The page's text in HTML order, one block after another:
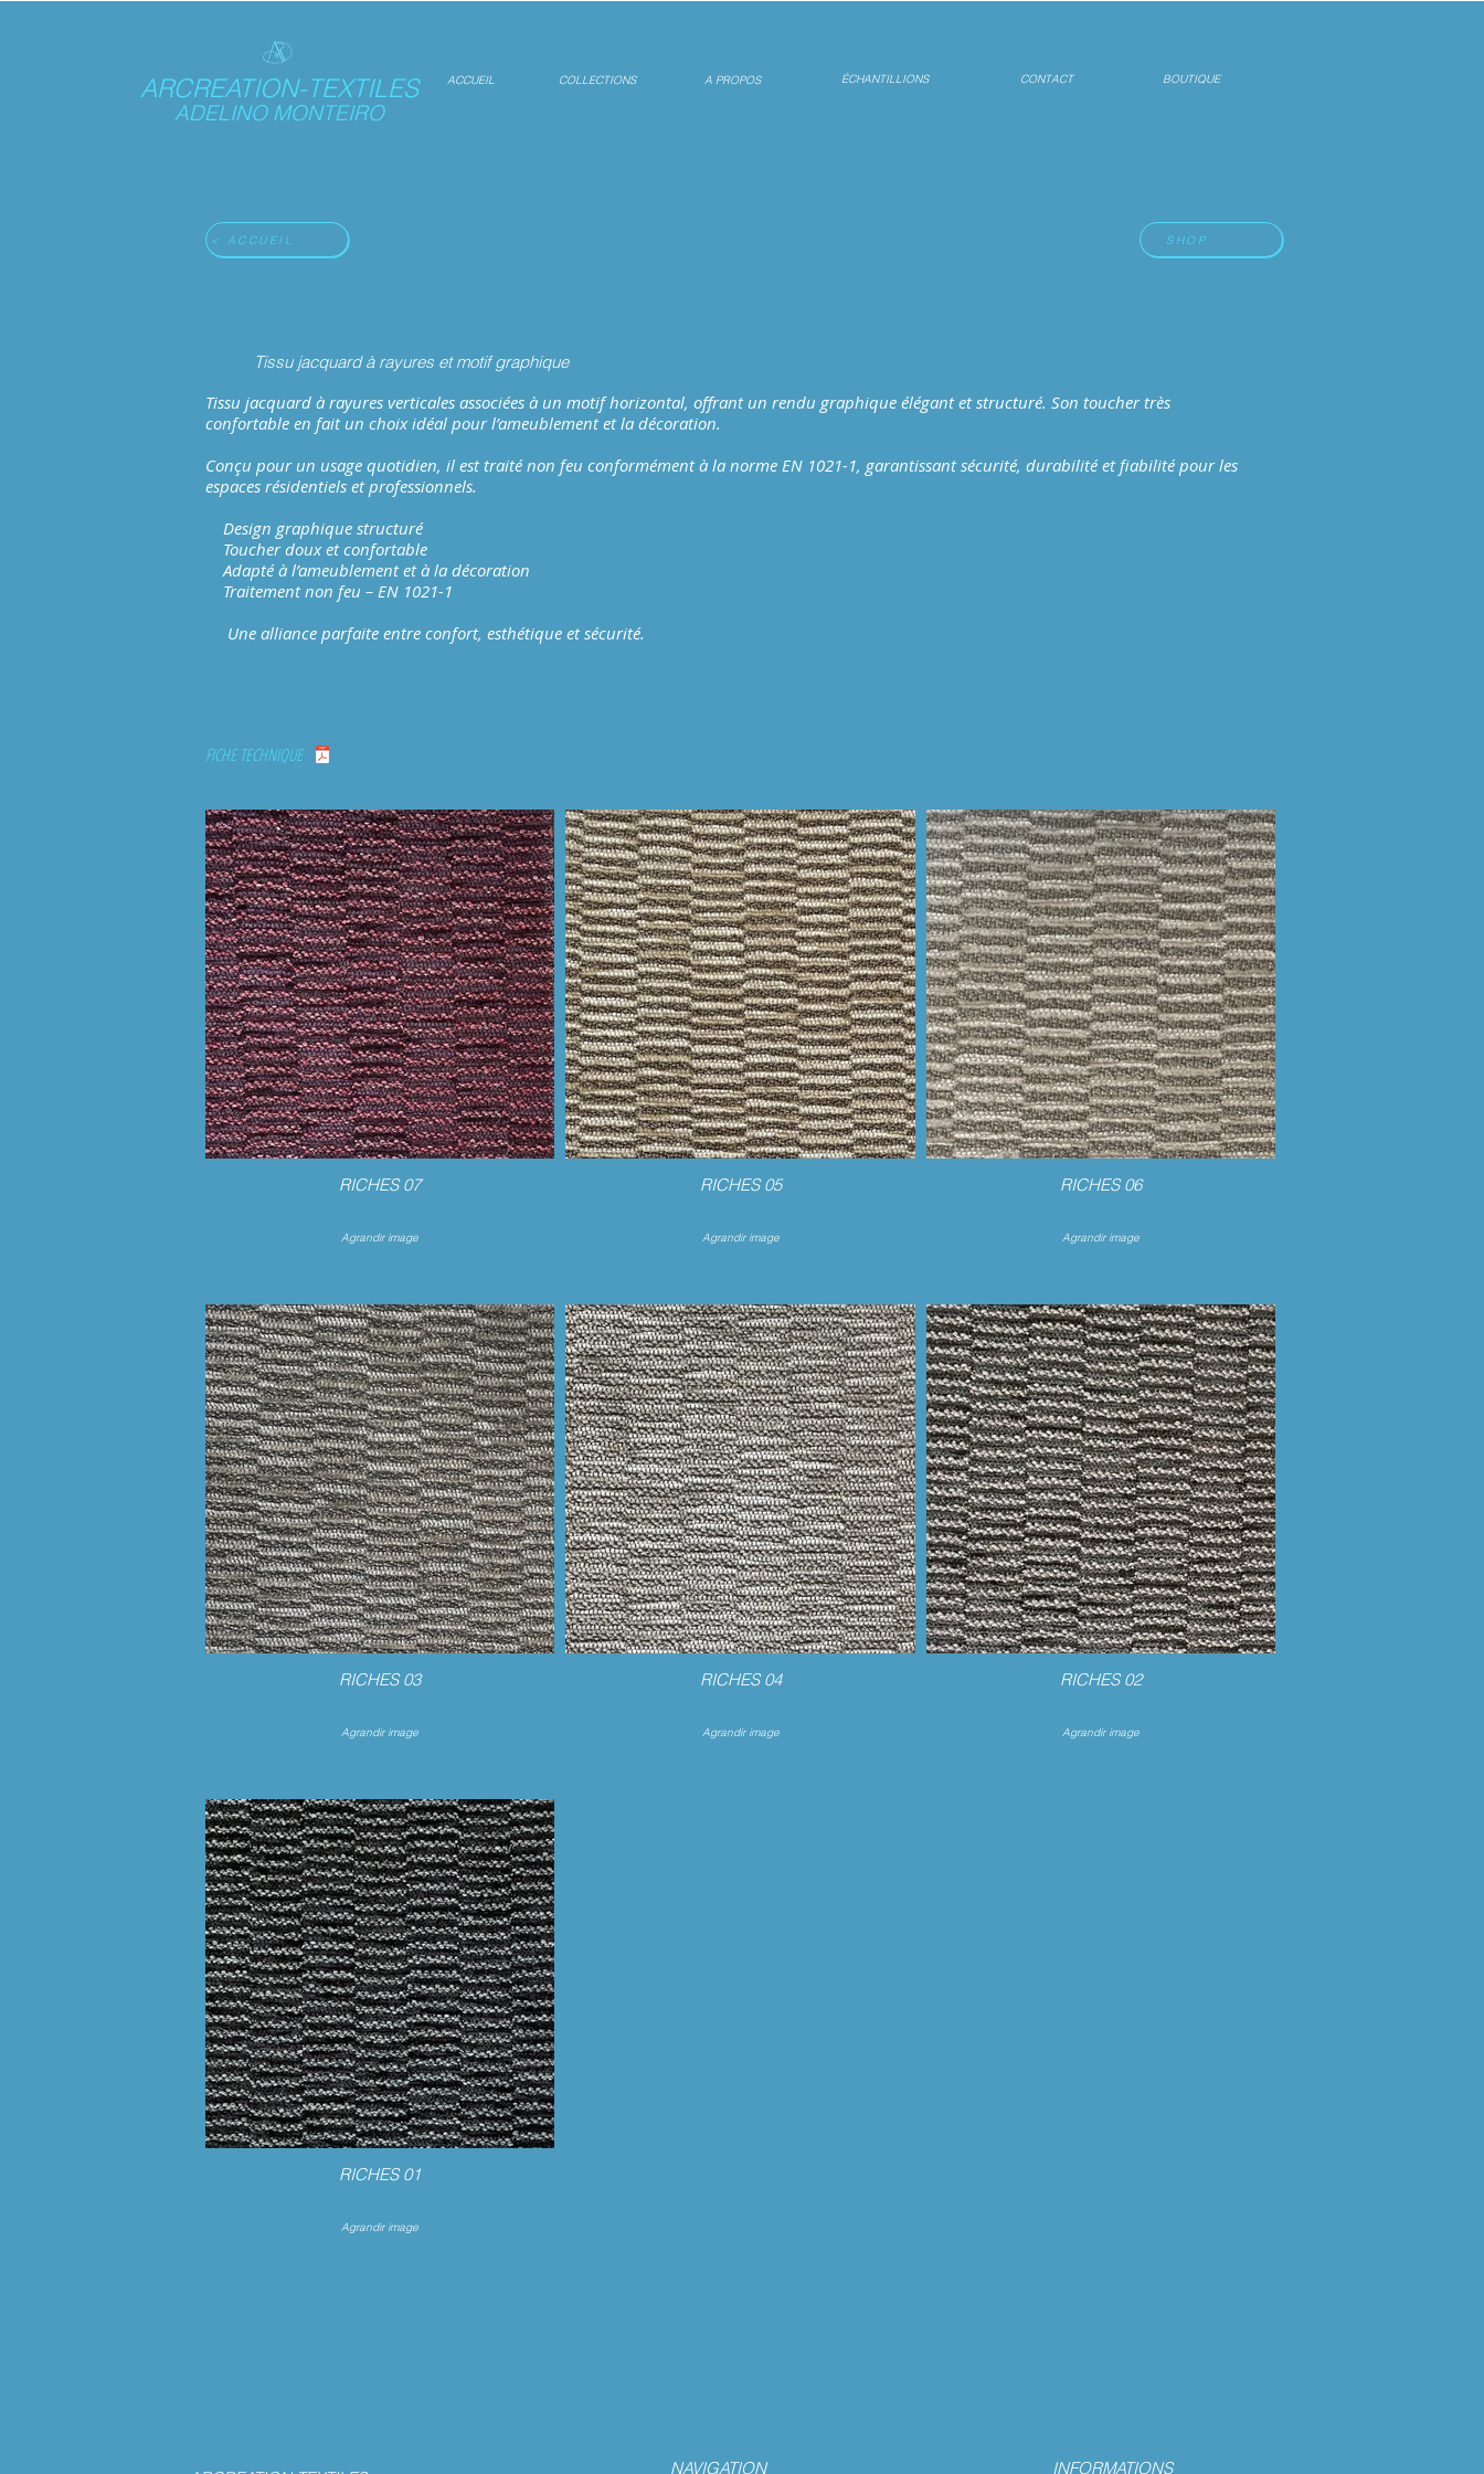
ARCREATION-TEXTILES
ADELINO MONTEIRO
ACCUEIL COLLECTIONS A PROPOS ÉCHANTILLIONS CONTACT BOUTIQUE
< ACCUEIL SHOP
Tissu jacquard à rayures et motif graphique
Tissu jacquard à rayures verticales associées à un motif horizontal, offrant un rendu graphique élégant et structuré. Son toucher très
confortable en fait un choix idéal pour l’ameublement et la décoration.
Conçu pour un usage quotidien, il est traité non feu conformément à la norme EN 1021-1, garantissant sécurité, durabilité et fiabilité pour les
espaces résidentiels et professionnels.
Design graphique structuré
Toucher doux et confortable
Adapté à l’ameublement et à la décoration
Traitement non feu – EN 1021-1
Une alliance parfaite entre confort, esthétique et sécurité.
FICHE TECHNIQUE
RICHES 07
Agrandir image
RICHES 05
Agrandir image
RICHES 06
Agrandir image
RICHES 03
Agrandir image
RICHES 04
Agrandir image
RICHES 02
Agrandir image
RICHES 01
Agrandir image
NAVIGATION INFORMATIONS